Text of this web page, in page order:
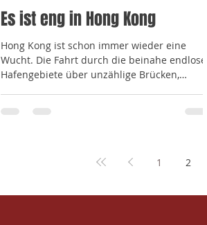
Es ist eng in Hong Kong
Hong Kong ist schon immer wieder eine
Wucht. Die Fahrt durch die beinahe endlosen
Hafengebiete über unzählige Brücken,
1 2